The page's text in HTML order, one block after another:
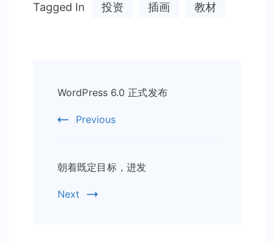
Tagged In 投资 插画 教材
Navigation
WordPress 6.0 正式发布
Previous
朝着既定目标，进发
Next